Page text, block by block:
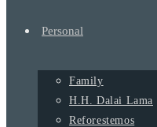
Personal
Family
H.H. Dalai Lama
Reforestemos